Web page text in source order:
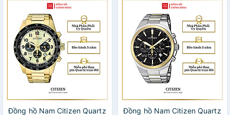
Đồng hồ Nam Citizen Quartz
Đồng hồ Nam Citizen Quartz